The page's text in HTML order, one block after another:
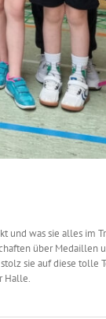
und was sie alles im
über Medaillen
sie auf diese tolle
Halle.